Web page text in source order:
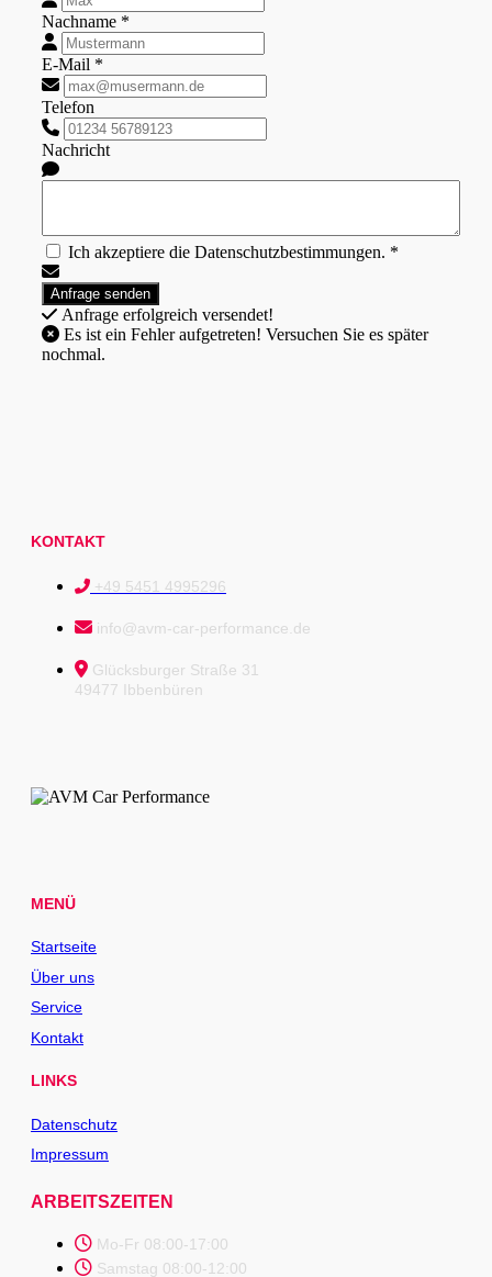
Nachname *
E-Mail *
Telefon
Nachricht
Ich akzeptiere die Datenschutzbestimmungen. *
Anfrage erfolgreich versendet!
nochmal.
KONTAKT
+49 5451 4995296
info@avm-car-performance.de
Glücksburger Straße 31
49477 Ibbenbüren
MENÜ
Startseite
Über uns
Service
Kontakt
LINKS
Datenschutz
Impressum
ARBEITSZEITEN
Mo-Fr 08:00-17:00
Samstag 08:00-12:00